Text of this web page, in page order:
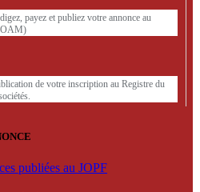
payez et publiez votre annonce au
de votre inscription au Registre du
publiées au JOPF